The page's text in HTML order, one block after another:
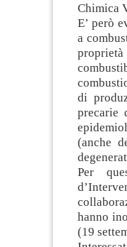
Chimica
E’ però
a
di
precarie
(anche
Per
hanno
(19